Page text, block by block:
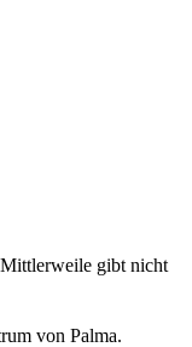
Mittlerweile gibt nicht
von Palma.